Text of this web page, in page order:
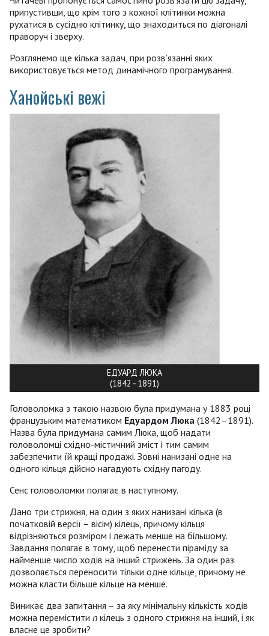
припустивши, що крім того з кожної клітинки можна
рухатися в сусідню клітинку, що знаходиться по діагоналі
праворуч і зверху.
Розглянемо ще кілька задач, при розв’язанні яких
використовується метод динамічного програмування.
Ханойські вежі
ЕДУАРД ЛЮКА
(1842–1891)
Головоломка з такою назвою була придумана у 1883 році
французьким математиком Едуардом Люка (1842–1891).
Назва була придумана самим Люка, щоб надати
головоломці східно-містичний зміст і тим самим
забезпечити їй кращі продажі. Зовні нанизані одне на
одного кільця дійсно нагадують східну пагоду.
Сенс головоломки полягає в наступному.
Дано три стрижня, на один з яких нанизані кілька (в
початковій версії – вісім) кілець, причому кільця
відрізняються розміром і лежать менше на більшому.
Завдання полягає в тому, щоб перенести піраміду за
найменше число ходів на інший стрижень. За один раз
дозволяється переносити тільки одне кільце, причому не
можна класти більше кільце на менше.
Виникає два запитання – за яку мінімальну кількість ходів
можна перемістити n кілець з одного стрижня на інший, і як
власне це зробити?